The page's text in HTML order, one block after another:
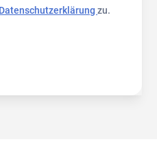
Datenschutzerklärungzu.